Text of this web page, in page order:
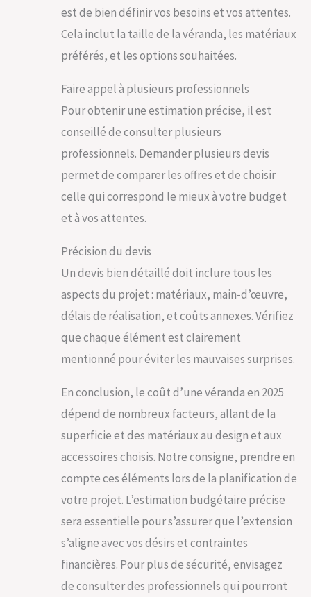
est de bien définir vos besoins et vos attentes.
Cela inclut la taille de la véranda, les matériaux
préférés, et les options souhaitées.
Faire appel à plusieurs professionnels
Pour obtenir une estimation précise, il est
conseillé de consulter plusieurs
professionnels. Demander plusieurs devis
permet de comparer les offres et de choisir
celle qui correspond le mieux à votre budget
et à vos attentes.
Précision du devis
Un devis bien détaillé doit inclure tous les
aspects du projet : matériaux, main-d’œuvre,
délais de réalisation, et coûts annexes. Vérifiez
que chaque élément est clairement
mentionné pour éviter les mauvaises surprises.
En conclusion, le coût d’une véranda en 2025
dépend de nombreux facteurs, allant de la
superficie et des matériaux au design et aux
accessoires choisis. Notre consigne, prendre en
compte ces éléments lors de la planification de
votre projet. L’estimation budgétaire précise
sera essentielle pour s’assurer que l’extension
s’aligne avec vos désirs et contraintes
financières. Pour plus de sécurité, envisagez
de consulter des professionnels qui pourront